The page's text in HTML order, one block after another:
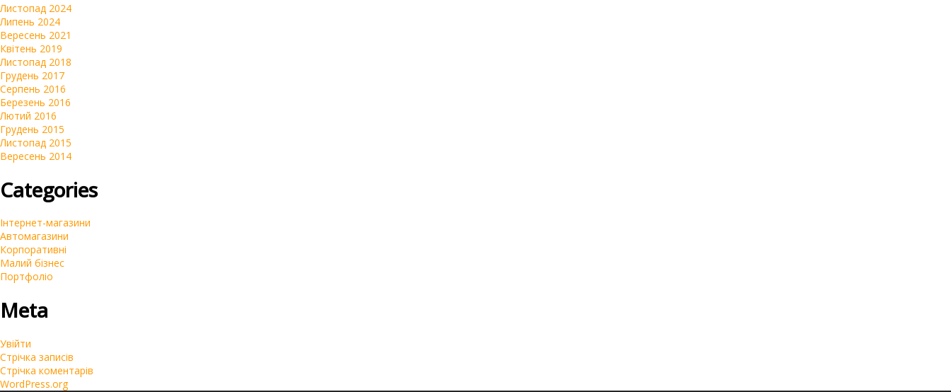
Листопад 2024
Липень 2024
Вересень 2021
Квітень 2019
Листопад 2018
Грудень 2017
Серпень 2016
Березень 2016
Лютий 2016
Грудень 2015
Листопад 2015
Вересень 2014
Categories
Інтернет-магазини
Автомагазини
Корпоративні
Малий бізнес
Портфоліо
Meta
Увійти
Стрічка записів
Стрічка коментарів
WordPress.org